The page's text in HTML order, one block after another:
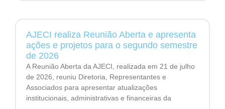
AJECI realiza Reunião Aberta e apresenta
ações e projetos para o segundo semestre
de 2026
A Reunião Aberta da AJECI, realizada em 21 de julho
de 2026, reuniu Diretoria, Representantes e
Associados para apresentar atualizações
institucionais, administrativas e financeiras da